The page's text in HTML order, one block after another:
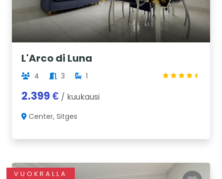
L'Arco di Luna
4 3 1
2.399 € / kuukausi
Center, Sitges
VUOKRALLA